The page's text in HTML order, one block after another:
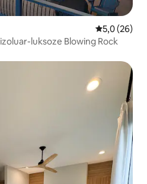
Vlerësimi
5,0 (26)
luksoze Blowing Rock